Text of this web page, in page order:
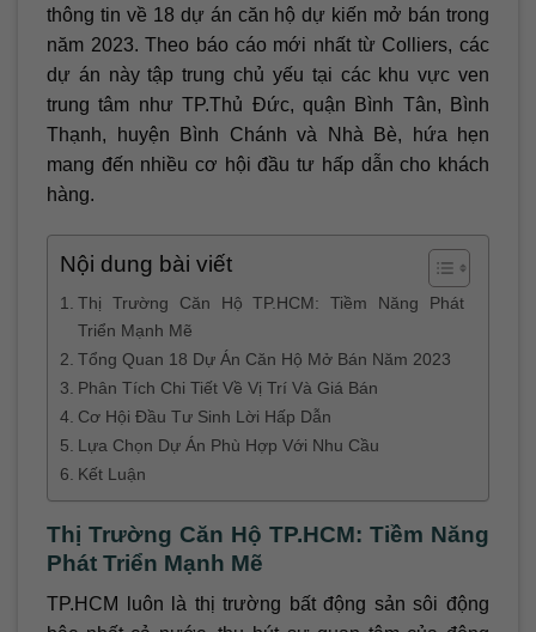
thông tin về 18 dự án căn hộ dự kiến mở bán trong
năm 2023. Theo báo cáo mới nhất từ Colliers, các
dự án này tập trung chủ yếu tại các khu vực ven
trung tâm như TP.Thủ Đức, quận Bình Tân, Bình
Thạnh, huyện Bình Chánh và Nhà Bè, hứa hẹn
mang đến nhiều cơ hội đầu tư hấp dẫn cho khách
hàng.
Nội dung bài viết
Thị Trường Căn Hộ TP.HCM: Tiềm Năng Phát
Triển Mạnh Mẽ
Tổng Quan 18 Dự Án Căn Hộ Mở Bán Năm 2023
Phân Tích Chi Tiết Về Vị Trí Và Giá Bán
Cơ Hội Đầu Tư Sinh Lời Hấp Dẫn
Lựa Chọn Dự Án Phù Hợp Với Nhu Cầu
Kết Luận
Thị Trường Căn Hộ TP.HCM: Tiềm Năng
Phát Triển Mạnh Mẽ
TP.HCM luôn là thị trường bất động sản sôi động